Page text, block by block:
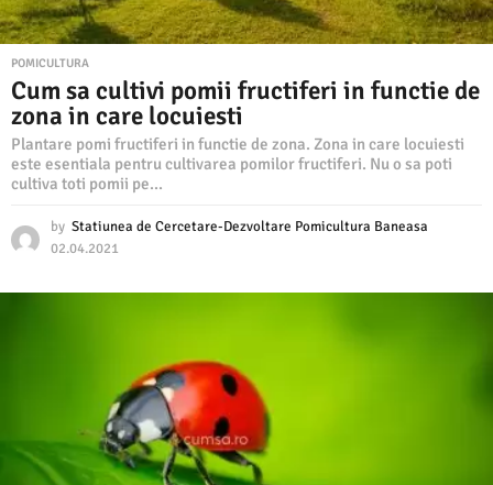
POMICULTURA
Cum sa cultivi pomii fructiferi in functie de
zona in care locuiesti
Plantare pomi fructiferi in functie de zona. Zona in care locuiesti
este esentiala pentru cultivarea pomilor fructiferi. Nu o sa poti
cultiva toti pomii pe...
by Statiunea de Cercetare-Dezvoltare Pomicultura Baneasa
02.04.2021
.
0
2
1